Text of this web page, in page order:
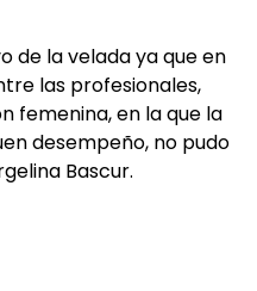
de la velada ya que en
las profesionales,
femenina, en la que la
desempeño, no pudo
Bascur.